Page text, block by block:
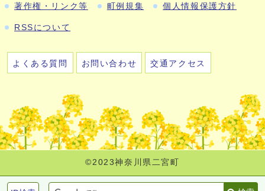
著作権・リンク等 町例規集 個人情報保護方針
RSSについて
よくある質問 お問い合わせ 交通アクセス
©2023神奈川県二宮町